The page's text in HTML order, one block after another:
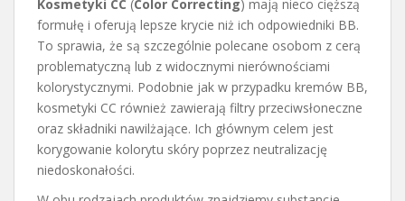
Kosmetyki CC (Color Correcting) mają nieco cięższą
formułę i oferują lepsze krycie niż ich odpowiedniki BB.
To sprawia, że są szczególnie polecane osobom z cerą
problematyczną lub z widocznymi nierównościami
kolorystycznymi. Podobnie jak w przypadku kremów BB,
kosmetyki CC również zawierają filtry przeciwsłoneczne
oraz składniki nawilżające. Ich głównym celem jest
korygowanie kolorytu skóry poprzez neutralizację
niedoskonałości.